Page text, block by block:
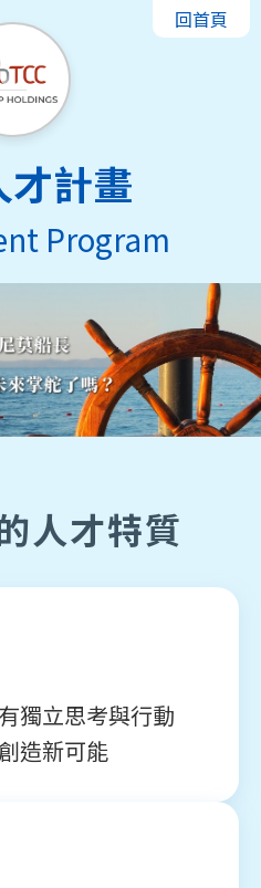
計畫
Program
回首頁
人才特質
獨立思考與行動
造新可能